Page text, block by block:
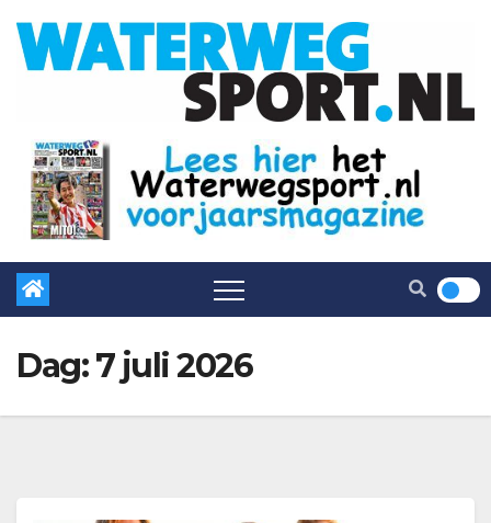
Dag:7 juli 2026